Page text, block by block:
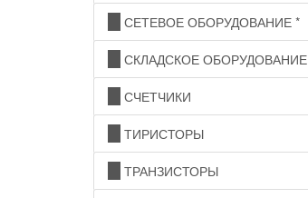
СЕТЕВОЕ ОБОРУДОВАНИЕ *
СКЛАДСКОЕ ОБОРУДОВАНИЕ
СЧЕТЧИКИ
ТИРИСТОРЫ
ТРАНЗИСТОРЫ